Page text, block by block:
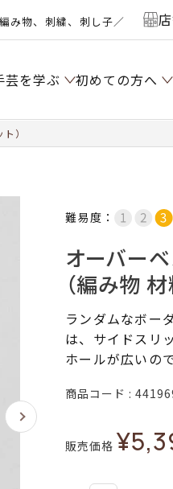
み物、刺繍、刺し子／
芸を学ぶ 初めての方へ
）
難易度：
オーバー
（編み物 材
ランダムなボー
は、サイドスリ
ホールが広いの
商品コード
販売価格 ¥